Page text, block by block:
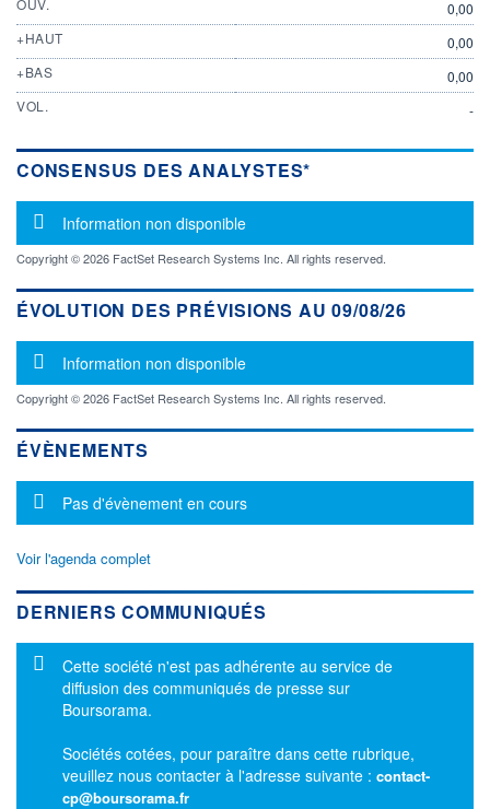
OUV.
0,00
+HAUT
0,00
+BAS
0,00
VOL.
-
CONSENSUS DES ANALYSTES*
Message d'information
Information non disponible
Copyright © 2026 FactSet Research Systems Inc. All rights reserved.
ÉVOLUTION DES PRÉVISIONS AU 09/08/26
Message d'information
Information non disponible
Copyright © 2026 FactSet Research Systems Inc. All rights reserved.
ÉVÈNEMENTS
Message d'information
Pas d'évènement en cours
Voir l'agenda complet
DERNIERS COMMUNIQUÉS
Message d'information
Cette société n'est pas adhérente au service de
diffusion des communiqués de presse sur
Boursorama.
Sociétés cotées, pour paraître dans cette rubrique,
veuillez nous contacter à l'adresse suivante : contact-
cp@boursorama.fr